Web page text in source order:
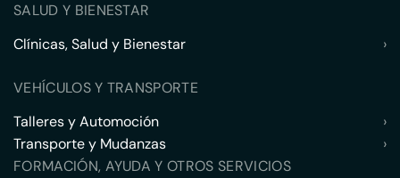
SALUD Y BIENESTAR
Clínicas, Salud y Bienestar
›
VEHÍCULOS Y TRANSPORTE
Talleres y Automoción
›
Transporte y Mudanzas
›
FORMACIÓN, AYUDA Y OTROS SERVICIOS